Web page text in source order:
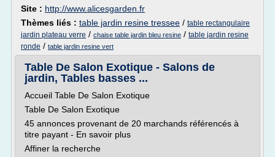
Site : http://www.alicesgarden.fr
Thèmes liés : table jardin resine tressee / table rectangulaire
jardin plateau verre / chaise table jardin bleu resine / table jardin resine
ronde / table jardin resine vert
Table De Salon Exotique - Salons de
jardin, Tables basses ...
Accueil Table De Salon Exotique
Table De Salon Exotique
45 annonces provenant de 20 marchands référencés à
titre payant - En savoir plus
Affiner la recherche